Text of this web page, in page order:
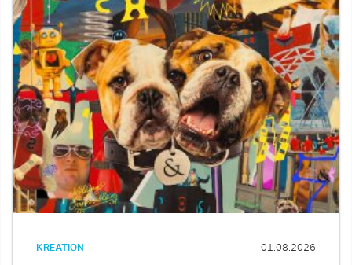
KREATION 01.08.2026